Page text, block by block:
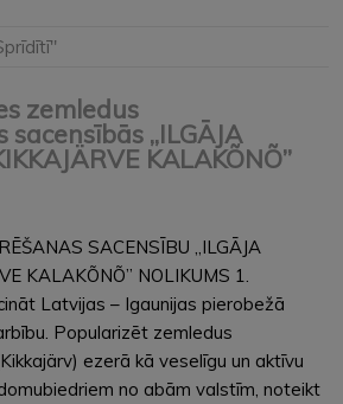
zemledus
„ILGĀJA
KALAKÕNÕ”
SACENSĪBU „ILGĀJA
KALAKÕNÕ” NOLIKUMS 1.
Latvijas – Igaunijas pierobežā
Popularizēt zemledus
ezerā kā veselīgu un aktīvu
no abām valstīm, noteikt